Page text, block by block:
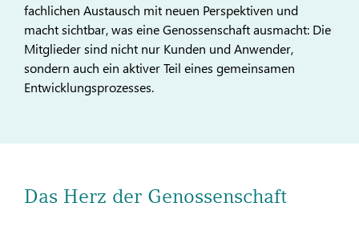
fachlichen Austausch mit neuen Perspektiven und
macht sichtbar, was eine Genossenschaft ausmacht: Die
Mitglieder sind nicht nur Kunden und Anwender,
sondern auch ein aktiver Teil eines gemeinsamen
Entwicklungsprozesses.
Das Herz der Genossenschaft